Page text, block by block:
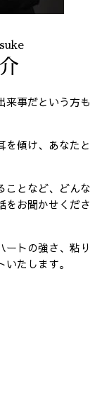
来事だという方も
を傾け、あなたと
ことなど、どんな
をお聞かせくださ
ートの強さ、粘り
たします。